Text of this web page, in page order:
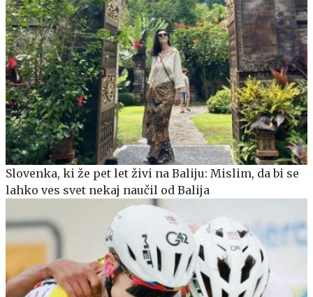
Slovenka, ki že pet let živi na Baliju: Mislim, da bi se
lahko ves svet nekaj naučil od Balija